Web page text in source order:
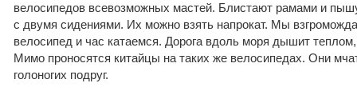
велосипедов всевозможных мастей. Блистают рамами и
с двумя сидениями. Их можно взять напрокат. Мы
велосипед и час катаемся. Дорога вдоль моря дышит
Мимо проносятся китайцы на таких же велосипедах. Они
голоногих подруг.